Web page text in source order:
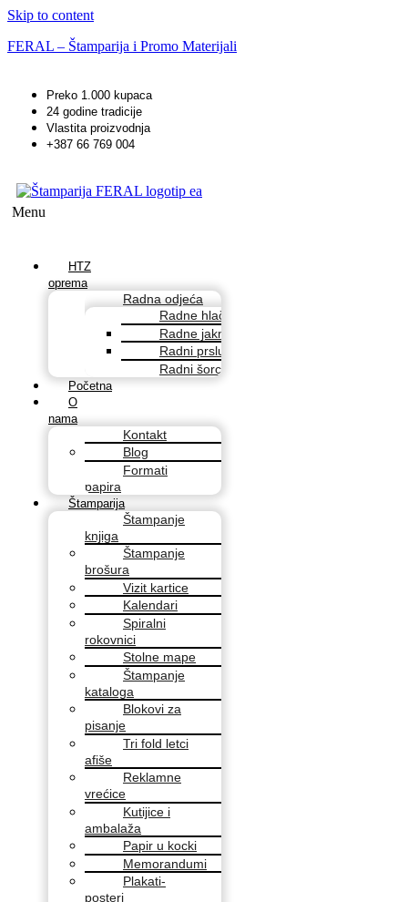
Skip to content
FERAL – Štamparija i Promo Materijali
Preko 1.000 kupaca
24 godine tradicije
Vlastita proizvodnja
+387 66 769 004
Menu
HTZ
oprema
Radna odjeća
Radne hlače
Radne jakne
Radni prsluci
Radni šorcevi
Početna
O
nama
Kontakt
Blog
Formati
papira
Štamparija
Štampanje
knjiga
Štampanje
brošura
Vizit kartice
Kalendari
Spiralni
rokovnici
Stolne mape
Štampanje
kataloga
Blokovi za
pisanje
Tri fold letci
afiše
Reklamne
vrećice
Kutijice i
ambalaža
Papir u kocki
Memorandumi
Plakati-
posteri